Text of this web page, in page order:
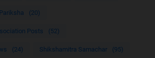
(20)
Posts (52)
(24) Shikshamitra Samachar (95)